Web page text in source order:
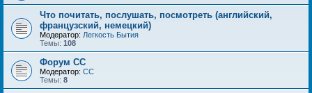
Что почитать, послушать, посмотреть (английский,
французский, немецкий)
Модератор: Легкость Бытия
Темы: 108
Форум СС
Модератор: CC
Темы: 8